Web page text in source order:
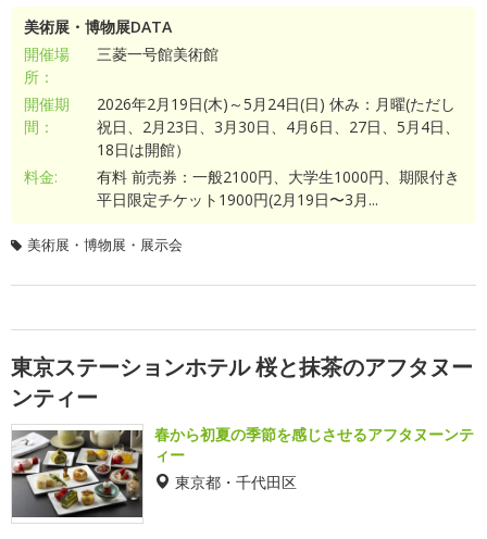
美術展・博物展DATA
開催場
所：
三菱一号館美術館
開催期
間：
2026年2月19日(木)～5月24日(日) 休み：月曜(ただし
祝日、2月23日、3月30日、4月6日、27日、5月4日、
18日は開館）
料金:
有料 前売券：一般2100円、大学生1000円、期限付き
平日限定チケット1900円(2月19日〜3月...
美術展・博物展・展示会
東京ステーションホテル 桜と抹茶のアフタヌー
ンティー
春から初夏の季節を感じさせるアフタヌーンテ
ィー
東京都・千代田区